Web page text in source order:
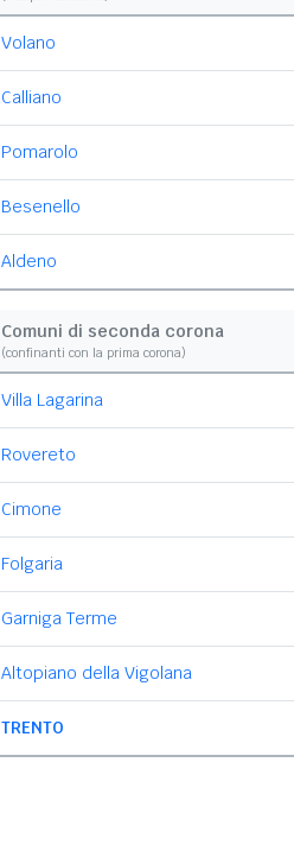
Volano
Calliano
Pomarolo
Besenello
Aldeno
Comuni di seconda corona
(confinanti con la prima corona)
Villa Lagarina
Rovereto
Cimone
Folgaria
Garniga Terme
Altopiano della Vigolana
TRENTO